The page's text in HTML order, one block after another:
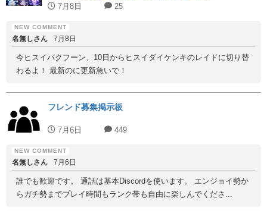
7月8日 25
名無しさん 7月8日
今ヒスイバクフーン、10日からヒスイダイケンキのレイドに切り替
わるよ！ 最新のに更新急いで！
フレンド募集掲示板
7月6日 449
名無しさん 7月6日
誰でも歓迎です。 通話は基本Discordを使います。 エンジョイ勢か
らガチ勢までプレイ時間もランク帯も自由に楽しんでくださ...